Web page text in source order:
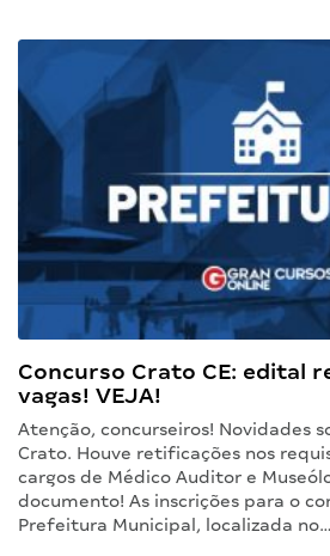
Concurso Crato CE: edital
vagas! VEJA!
Atenção, concurseiros! Novidades
Crato. Houve retificações nos
cargos de Médico Auditor e
documento! As inscrições para o
Prefeitura Municipal, localizada no…